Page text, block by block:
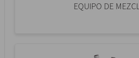
EQUIPO DE